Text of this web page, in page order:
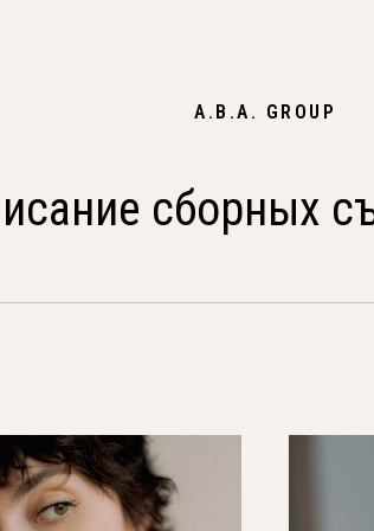
A.B.A. GROUP
сборных